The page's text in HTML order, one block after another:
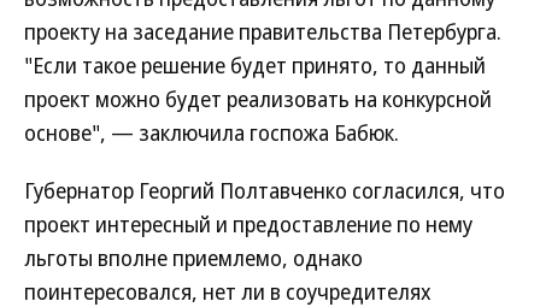
проекту на заседание правительства Петербурга.
"Если такое решение будет принято, то данный
проект можно будет реализовать на конкурсной
основе", — заключила госпожа Бабюк.
Губернатор Георгий Полтавченко согласился, что
проект интересный и предоставление по нему
льготы вполне приемлемо, однако
поинтересовался, нет ли в соучредителях